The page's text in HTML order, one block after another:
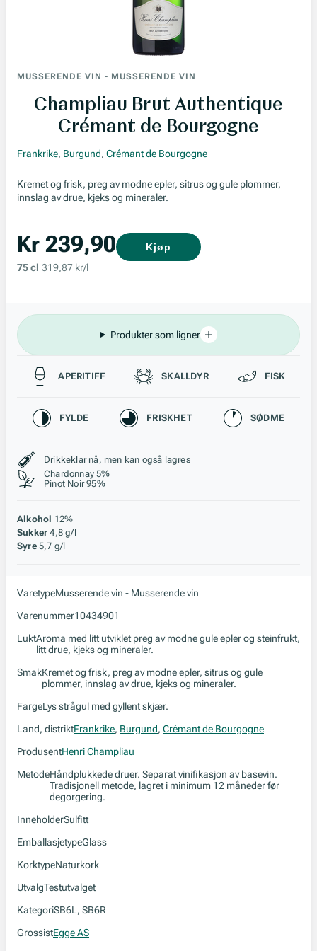
MUSSERENDE VIN - MUSSERENDE VIN
Champliau Brut Authentique
Crémant de Bourgogne
Frankrike, Burgund, Crémant de Bourgogne
Kremet og frisk, preg av modne epler, sitrus og gule plommer,
innslag av drue, kjeks og mineraler.
Kr 239,90
75 cl 319,87 kr/l
Kjøp
Produkter som ligner
Passer til
APERITIFF SKALLDYR FISK
Karakteristikk
FYLDE FRISKHET SØDME
Stil, lagring og råstoff
Drikkeklar nå, men kan også lagres
Chardonnay 5%
Pinot Noir 95%
Alkohol 12%
Sukker 4,8 g/l
Syre 5,7 g/l
VaretypeMusserende vin - Musserende vin
Varenummer10434901
LuktAroma med litt utviklet preg av modne gule epler og steinfrukt,
litt drue, kjeks og mineraler.
SmakKremet og frisk, preg av modne epler, sitrus og gule
plommer, innslag av drue, kjeks og mineraler.
FargeLys strågul med gyllent skjær.
Land, distriktFrankrike, Burgund, Crémant de Bourgogne
ProdusentHenri Champliau
MetodeHåndplukkede druer. Separat vinifikasjon av basevin.
Tradisjonell metode, lagret i minimum 12 måneder før
degorgering.
InneholderSulfitt
EmballasjetypeGlass
KorktypeNaturkork
UtvalgTestutvalget
KategoriSB6L, SB6R
GrossistEgge AS